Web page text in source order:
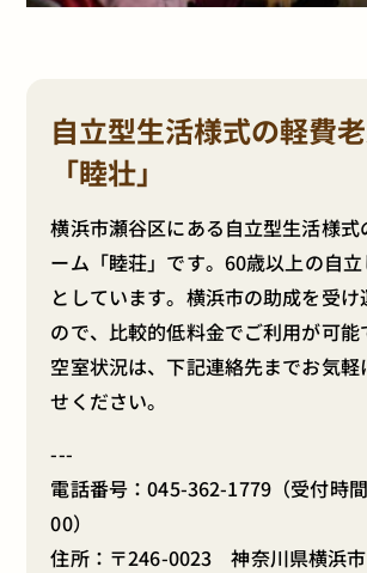
自立型生活様式の軽費
「睦壮」
横浜市瀬谷区にある自立型生活様式
ーム「睦荘」です。60歳以上の自
としています。横浜市の助成を受け
ので、比較的低料金でご利用が可能
空室状況は、下記連絡先までお気軽
せください。
---
電話番号：045-362-1779 （受付時
00）
住所：〒246-0023 神奈川県横浜